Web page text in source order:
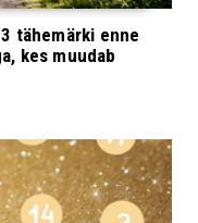
tähemärki enne
kes muudab